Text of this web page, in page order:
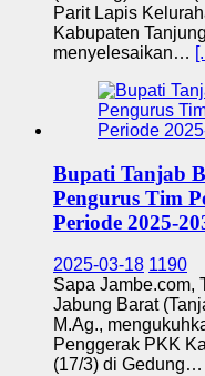
Parit Lapis
Kabupaten
menyelesaikan…
Bupati Tanjab
Pengurus Tim
Periode 2025-
2025-03-18 1190
Sapa Jambe.com,
Jabung Barat
M.Ag.,
Penggerak PKK
(17/3) di Gedung…